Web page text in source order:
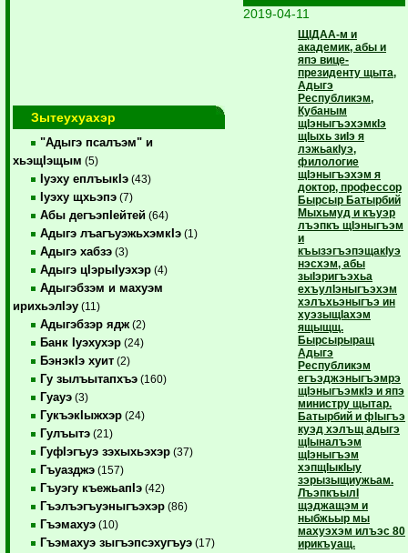
Зытеухуахэр
"Адыгэ псалъэм" и
хьэщIэщым (5)
Iуэху еплъыкIэ (43)
Iуэху щхьэпэ (7)
Абы дегъэпIейтей (64)
Адыгэ лъагъуэжьхэмкIэ (1)
Адыгэ хабзэ (3)
Адыгэ цIэрыIуэхэр (4)
Адыгэбзэм и махуэм
ирихьэлIэу (11)
Адыгэбзэр ядж (2)
Банк Iуэхухэр (24)
БэнэкIэ хуит (2)
Гу зылъытапхъэ (160)
Гуауэ (3)
ГукъэкIыжхэр (24)
Гулъытэ (21)
ГуфIэгъуэ зэхыхьэхэр (37)
Гъуазджэ (157)
Гъуэгу къежьапIэ (42)
Гъэлъэгъуэныгъэхэр (86)
Гъэмахуэ (10)
Гъэмахуэ зыгъэпсэхугъуэ (17)
2019-04-11
ЩIДАА-м и
академик, абы и
япэ вице-
президенту щыта,
Адыгэ
Республикэм,
Кубаным
щIэныгъэхэмкIэ
щIыхь зиIэ я
лэжьакIуэ,
филологие
щIэныгъэхэм я
доктор, профессор
Бырсыр Батырбий
Мыхьмуд и къуэр
лъэпкъ щIэныгъэм
и
къызэгъэпэщакIуэ
нэсхэм, абы
зыIэригъэхьа
ехъулIэныгъэхэм
хэлъхьэныгъэ ин
хуэзыщIахэм
ящыщщ.
Бырсырыращ
Адыгэ
Республикэм
егъэджэныгъэмрэ
щIэныгъэмкIэ и япэ
министру щытар.
Батырбий и фIыгъэ
куэд хэлъщ адыгэ
щIыналъэм
щIэныгъэм
хэпщIыкIыу
зэрызыщиужьам.
ЛъэпкъылI
щэджащэм и
ныбжьыр мы
махуэхэм илъэс 80
ирикъуащ.